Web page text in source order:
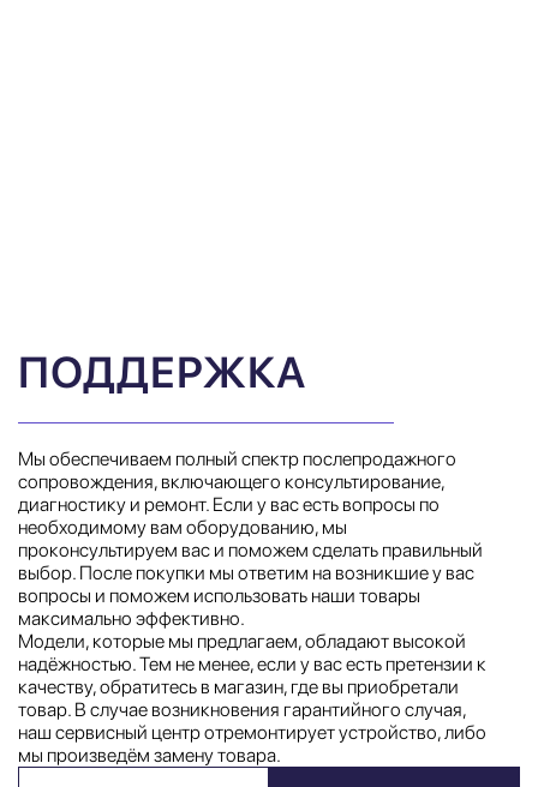
ПОДДЕРЖКА
Мы обеспечиваем полный спектр послепродажного
сопровождения, включающего консультирование,
диагностику и ремонт. Если у вас есть вопросы по
необходимому вам оборудованию, мы
проконсультируем вас и поможем сделать правильный
выбор. После покупки мы ответим на возникшие у вас
вопросы и поможем использовать наши товары
максимально эффективно.
Модели, которые мы предлагаем, обладают высокой
надёжностью. Тем не менее, если у вас есть претензии к
качеству, обратитесь в магазин, где вы приобретали
товар. В случае возникновения гарантийного случая,
наш сервисный центр отремонтирует устройство, либо
мы произведём замену товара.